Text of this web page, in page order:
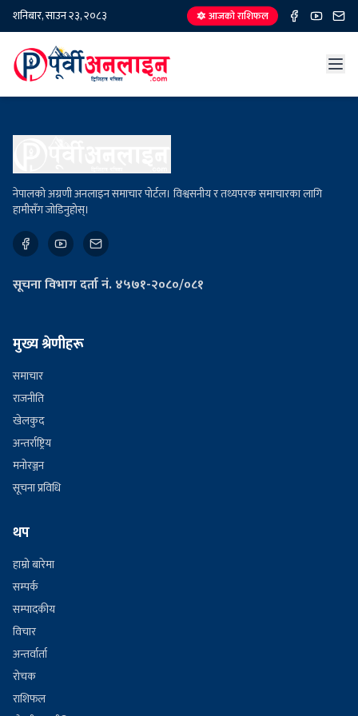
शनिबार, साउन २३, २०८३ 🔯 आजको राशिफल
नेपालको अग्रणी अनलाइन समाचार पोर्टल। विश्वसनीय र तथ्यपरक समाचारका लागि
हामीसँग जोडिनुहोस्।
सूचना विभाग दर्ता नं. ४५७१-२०८०/०८१
मुख्य श्रेणीहरू
समाचार
राजनीति
खेलकुद
अन्तर्राष्ट्रिय
मनोरञ्जन
सूचना प्रविधि
थप
हाम्रो बारेमा
सम्पर्क
सम्पादकीय
विचार
अन्तर्वार्ता
रोचक
राशिफल